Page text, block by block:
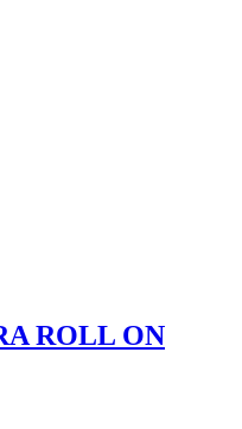
ROLL ON